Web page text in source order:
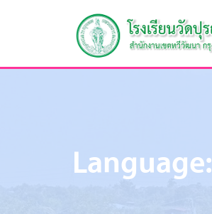
Language: